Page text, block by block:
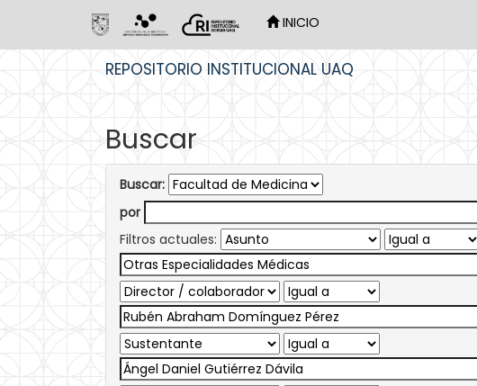
INICIO
REPOSITORIO INSTITUCIONAL UAQ
Buscar
Buscar:
por
Filtros actuales: